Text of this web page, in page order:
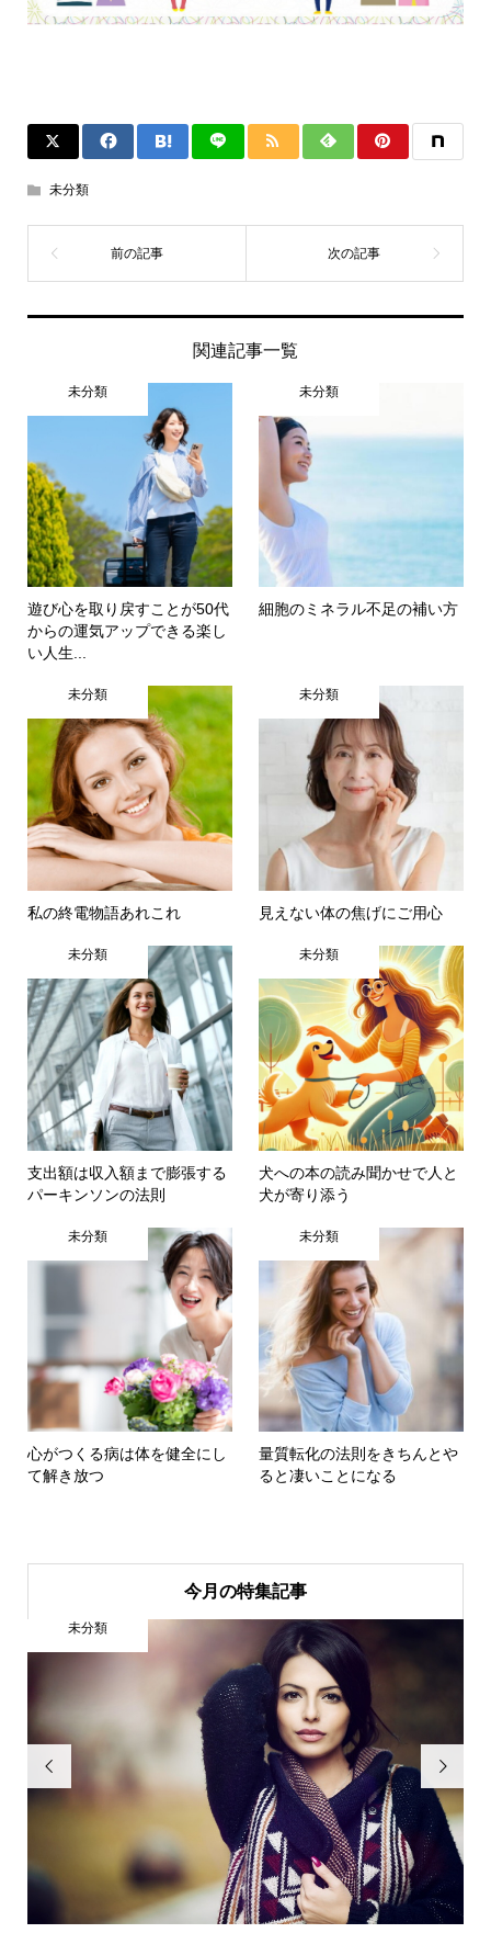
未分類
関連記事一覧
未分類
遊び心を取り戻すことが50代
からの運気アップできる楽し
い人生...
未分類
細胞のミネラル不足の補い方
未分類
私の終電物語あれこれ
未分類
見えない体の焦げにご用心
未分類
支出額は収入額まで膨張する
パーキンソンの法則
未分類
犬への本の読み聞かせで人と
犬が寄り添う
未分類
心がつくる病は体を健全にし
て解き放つ
未分類
量質転化の法則をきちんとや
ると凄いことになる
今月の特集記事
 